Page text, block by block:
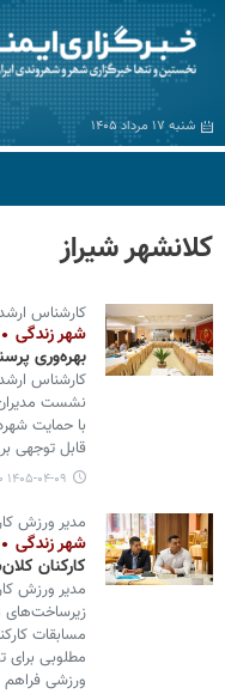
شنبه ۱۷ مرداد ۱۴۰۵
کلانشهر شیراز
کارشناس
شهر زندگی
بهره‌وری
کارشناس
نشست
با حمایت
قابل توجهی
۱۴۰۵-۰۴-۰۹ ۱۵:۵۰
مدیر ورزش
شهر زندگی
کارکنان
مدیر ورزش
زیرساخت‌های
مسابقات
مطلوبی
ورزشی